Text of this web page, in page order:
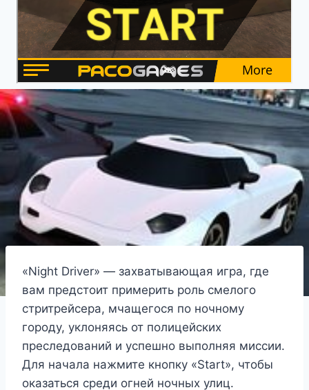
«Night Driver» — захватывающая игра, где
вам предстоит примерить роль смелого
стритрейсера, мчащегося по ночному
городу, уклоняясь от полицейских
преследований и успешно выполняя миссии.
Для начала нажмите кнопку «Start», чтобы
оказаться среди огней ночных улиц.